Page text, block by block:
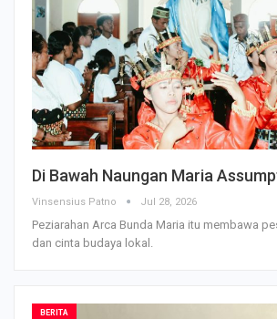
Di Bawah Naungan Maria
Vinsensius Patno Jul 28, 2026
Peziarahan Arca Bunda Maria itu membawa
dan cinta budaya lokal.
BERITA